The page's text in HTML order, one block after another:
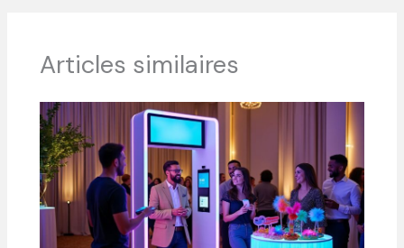
Articles similaires